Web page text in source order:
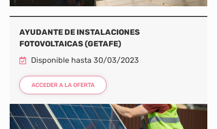
AYUDANTE DE INSTALACIONES
FOTOVOLTAICAS (GETAFE)
Disponible hasta 30/03/2023
ACCEDER A LA OFERTA